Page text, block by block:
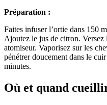
Préparation :
Faites infuser l’ortie dans 150
Ajoutez le jus de citron.
atomiseur. Vaporisez sur les
pénétrer doucement dans le
minutes.
Où et quand